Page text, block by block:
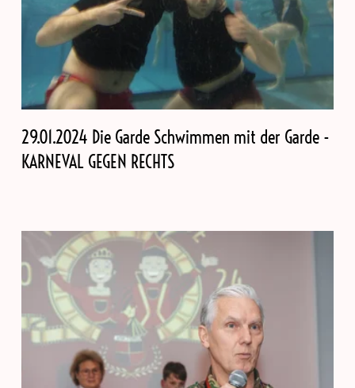
29.01.2024 Die Garde Schwimmen mit der Garde -
KARNEVAL GEGEN RECHTS